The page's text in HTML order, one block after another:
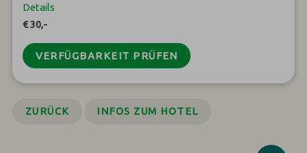
Details
€ 30,-
VERFÜGBARKEIT PRÜFEN
ZURÜCK INFOS ZUM HOTEL